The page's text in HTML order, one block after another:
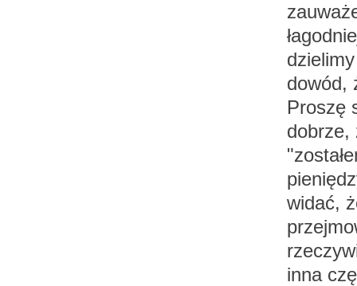
dowód,
Proszę
dobrze,
widać,
inna